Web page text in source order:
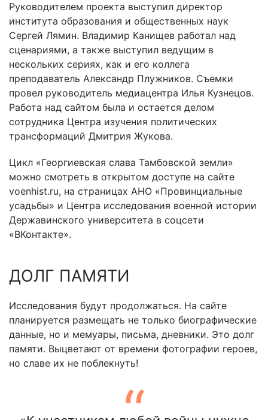
Руководителем проекта выступил директор
института образования и общественных наук
Сергей Лямин. Владимир Канищев работал над
сценариями, а также выступил ведущим в
нескольких сериях, как и его коллега
преподаватель Александр Плужников. Съемки
провел руководитель медиацентра Илья Кузнецов.
Работа над сайтом была и остается делом
сотрудника Центра изучения политических
трансформаций Дмитрия Жукова.
Цикл «Георгиевская слава Тамбовской земли»
можно смотреть в открытом доступе на сайте
voenhist.ru, на страницах АНО «Провинциальные
усадьбы» и Центра исследования военной истории
Державинского университета в соцсети
«ВКонтакте».
ДОЛГ ПАМЯТИ
Исследования будут продолжаться. На сайте
планируется размещать не только биографические
данные, но и мемуары, письма, дневники. Это долг
памяти. Выцветают от времени фотографии героев,
но славе их не поблекнуть!